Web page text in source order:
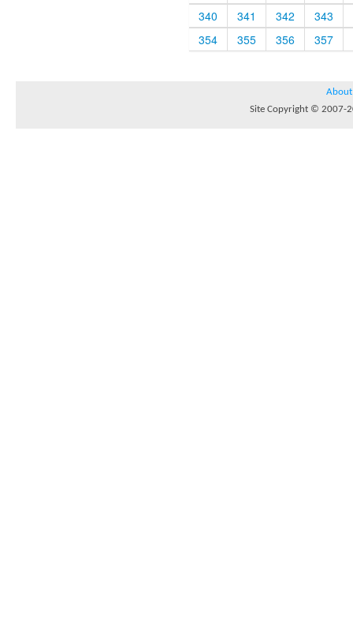
340
341 342
343
354
355 356 357
About
Site Copyright © 2007-